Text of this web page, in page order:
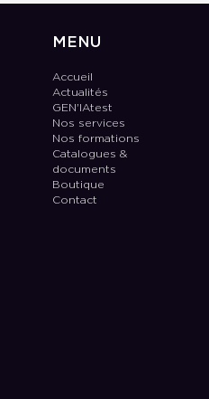
MENU
Accueil
Actualités
GEN'IAtest
Nos services
Nos formations
Catalogues &
documents
Boutique
Contact